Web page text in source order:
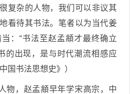
复杂的人物，我们可以非议其
看待其书法。笔者以为当代姜
：“书法至赵孟頫才最终确立
的出现，是与时代潮流相感应
国书法思想史》）
物，赵孟頫早年学宋高宗，中